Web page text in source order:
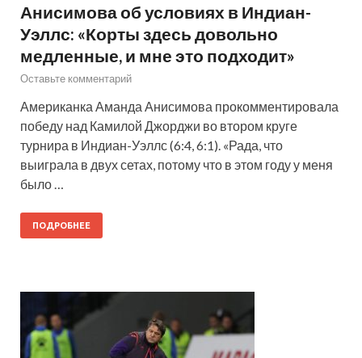
Анисимова об условиях в Индиан-
Уэллс: «Корты здесь довольно
медленные, и мне это подходит»
Оставьте комментарий
Американка Аманда Анисимова прокомментировала
победу над Камилой Джорджи во втором круге
турнира в Индиан-Уэллс (6:4, 6:1). «Рада, что
выиграла в двух сетах, потому что в этом году у меня
было …
ПОДРОБНЕЕ